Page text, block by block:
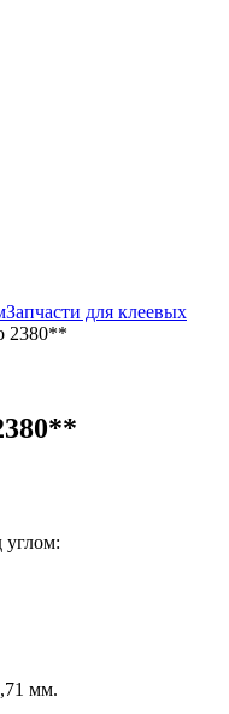
Запчасти для клеевых
2380**
углом:
мм.